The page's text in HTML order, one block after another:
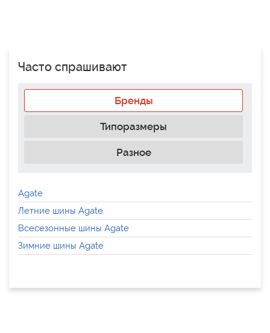
Часто спрашивают
Бренды
Типоразмеры
Разное
Agate
Летние шины Agate
Всесезонные шины Agate
Зимние шины Agate